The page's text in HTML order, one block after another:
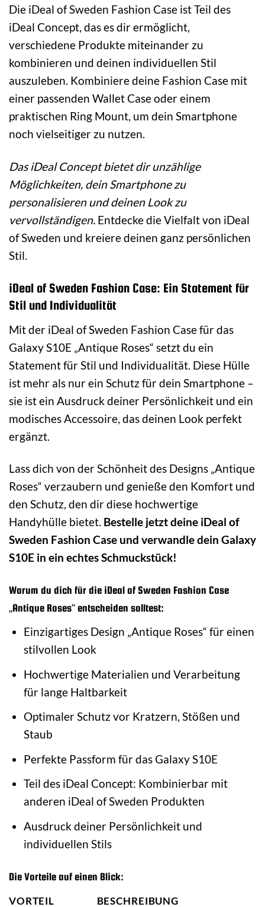
Die iDeal of Sweden Fashion Case ist Teil des
iDeal Concept, das es dir ermöglicht,
verschiedene Produkte miteinander zu
kombinieren und deinen individuellen Stil
auszuleben. Kombiniere deine Fashion Case mit
einer passenden Wallet Case oder einem
praktischen Ring Mount, um dein Smartphone
noch vielseitiger zu nutzen.
Das iDeal Concept bietet dir unzählige
Möglichkeiten, dein Smartphone zu
personalisieren und deinen Look zu
vervollständigen. Entdecke die Vielfalt von iDeal
of Sweden und kreiere deinen ganz persönlichen
Stil.
iDeal of Sweden Fashion Case: Ein Statement für
Stil und Individualität
Mit der iDeal of Sweden Fashion Case für das
Galaxy S10E „Antique Roses“ setzt du ein
Statement für Stil und Individualität. Diese Hülle
ist mehr als nur ein Schutz für dein Smartphone –
sie ist ein Ausdruck deiner Persönlichkeit und ein
modisches Accessoire, das deinen Look perfekt
ergänzt.
Lass dich von der Schönheit des Designs „Antique
Roses“ verzaubern und genieße den Komfort und
den Schutz, den dir diese hochwertige
Handyhülle bietet. Bestelle jetzt deine iDeal of
Sweden Fashion Case und verwandle dein Galaxy
S10E in ein echtes Schmuckstück!
Warum du dich für die iDeal of Sweden Fashion Case
„Antique Roses“ entscheiden solltest:
Einzigartiges Design „Antique Roses“ für einen
stilvollen Look
Hochwertige Materialien und Verarbeitung
für lange Haltbarkeit
Optimaler Schutz vor Kratzern, Stößen und
Staub
Perfekte Passform für das Galaxy S10E
Teil des iDeal Concept: Kombinierbar mit
anderen iDeal of Sweden Produkten
Ausdruck deiner Persönlichkeit und
individuellen Stils
Die Vorteile auf einen Blick:
VORTEIL
BESCHREIBUNG